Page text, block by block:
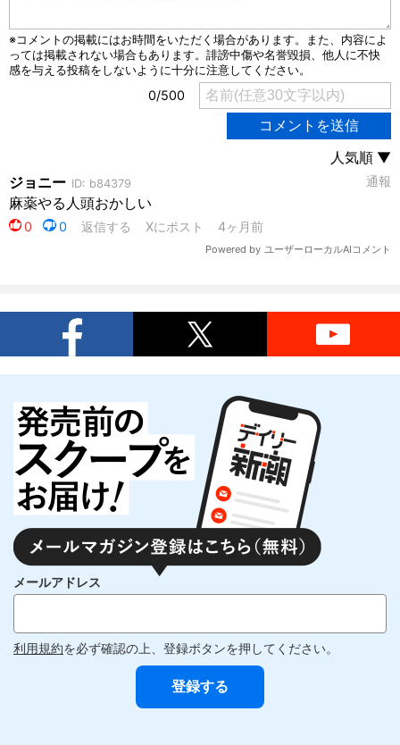
メールアドレス
利用規約を必ず確認の上、登録ボタンを押してください。